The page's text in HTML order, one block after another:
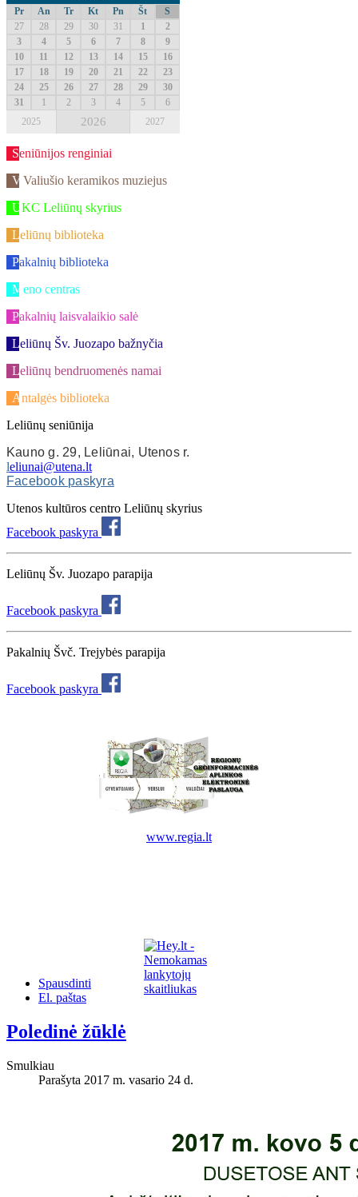
Pr An Tr Kt Pn Št
S
27
28 29 30 31 1
2
3
4 5 6 7 8
9
10
11 12 13 14 15
16
17
18 19 20 21 22
23
24
25 26 27 28 29
30
31
1 2 3 4 5
6
2025
2026 2027
Seniūnijos renginiai
V.Valiušio keramikos muziejus
UKC Leliūnų skyrius
Leliūnų biblioteka
Pakalnių biblioteka
Meno centras
Pakalnių laisvalaikio salė
Leliūnų Šv. Juozapo bažnyčia
Leliūnų bendruomenės namai
Antalgės biblioteka
Leliūnų seniūnija
Kauno g. 29, Leliūnai, Utenos r.
leliunai@utena.lt
Facebook paskyra
Utenos kultūros centro Leliūnų skyrius
Facebook paskyra
Leliūnų Šv. Juozapo parapija
Facebook paskyra
Pakalnių Švč. Trejybės parapija
Facebook paskyra
www.regia.lt
Spausdinti
El. paštas
Poledinė žūklė
Smulkiau
Parašyta 2017 m. vasario 24 d.